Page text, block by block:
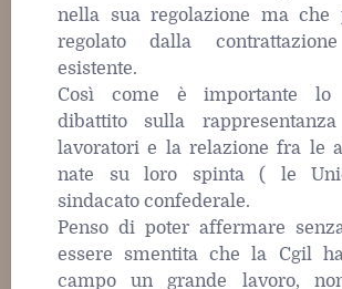
nella sua regolazione ma che
regolato dalla
esistente.
Così come è importante lo
dibattito sulla
lavoratori e la relazione fra le
nate su loro spinta ( le
sindacato confederale.
Penso di poter affermare
essere smentita che la Cgil
campo un grande lavoro,